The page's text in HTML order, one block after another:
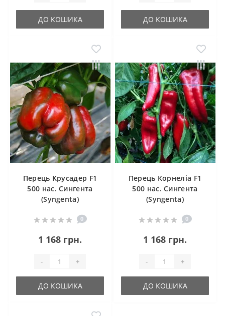
ДО КОШИКА ДО КОШИКА
Перець Крусадер F1
500 нас. Сингента
(Syngenta)
0
1 168 грн.
- +
ДО КОШИКА
Перець Корнеліа F1
500 нас. Сингента
(Syngenta)
0
1 168 грн.
- +
ДО КОШИКА